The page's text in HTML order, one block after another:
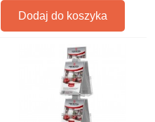
Dodaj do koszyka